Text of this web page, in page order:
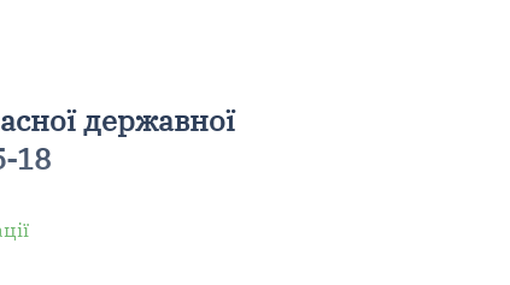
державної
18